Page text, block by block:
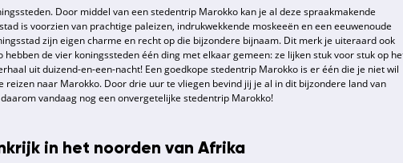
Door middel van een stedentrip Marokko kan je al deze spraakmakende
is voorzien van prachtige paleizen, indrukwekkende moskeeën en een eeuwenoude
zijn eigen charme en recht op die bijzondere bijnaam. Dit merk je uiteraard ook
de vier koningssteden één ding met elkaar gemeen: ze lijken stuk voor stuk op
uit duizend-en-een-nacht! Een goedkope stedentrip Marokko is er één die je niet wil
reizen naar Marokko. Door drie uur te vliegen bevind jij je al in dit bijzondere land van
vandaag nog een onvergetelijke stedentrip Marokko!
in het noorden van Afrika